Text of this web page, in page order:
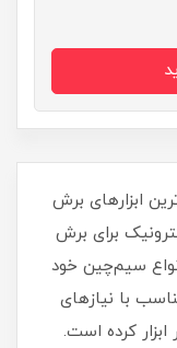
ابزارهای برش
برای برش
سیم‌چین خود
با نیازهای
ابزار کرده است.